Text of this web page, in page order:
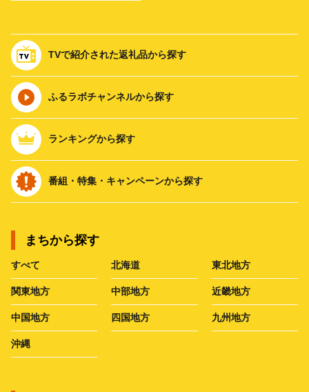
TVで紹介された返礼品から探す
ふるラボチャンネルから探す
ランキングから探す
番組・特集・キャンペーンから探す
まちから探す
すべて 北海道 東北地方
関東地方 中部地方 近畿地方
中国地方 四国地方 九州地方
沖縄